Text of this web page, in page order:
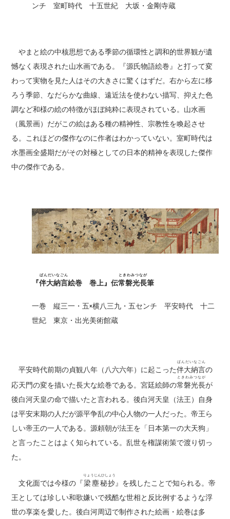
ンチ 室町時代 十五世紀 大坂・金剛寺蔵
やまと絵の中核思想である季節の循環性と調和的世界観が遺
憾なく表現された山水画である。『源氏物語絵巻』と打って変
わって実物を見た人はその大きさに驚くはずだ。右から左に移
ろう季節、なだらかな曲線、遠近法を使わない描写、抑えた色
調など和様の絵の特徴がほぼ純粋に表現されている。山水画
（風景画）だがこの絵はある種の精神性、宗教性を喚起させ
る。これほどの傑作なのに作者はわかっていない。室町時代は
水墨画全盛期だがその対極としての日本的精神を表現した傑作
中の傑作である。
『伴大納言
ばんだいなごん
絵巻 巻上』伝常磐光長
ときわみつなが
筆
一巻 縦三一・五×横八三九・五センチ 平安時代 十二
世紀 東京・出光美術館蔵
平安時代前期の貞観八年（八六六年）に起こった伴大納言
ばんだいなごん
の
応天門の変を描いた長大な絵巻である。宮廷絵師の常磐光長
ときわみつなが
が
後白河天皇の命で描いたと言われる。後白河天皇（法王）自身
は平安末期の人だが源平争乱の中心人物の一人だった。帝王ら
しい帝王の一人である。源頼朝が法王を「日本第一の大天狗」
と言ったことはよく知られている。乱世を権謀術策で渡り切っ
た。
文化面では今様の『梁塵秘抄
りょうじんひしょう
』を残したことで知られる。帝
王としては珍しい和歌嫌いで残酷な世相と反比例するような浮
世の享楽を愛した。後白河周辺で制作された絵画・絵巻は多